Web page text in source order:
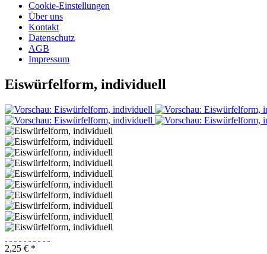
Cookie-Einstellungen
Über uns
Kontakt
Datenschutz
AGB
Impressum
Eiswürfelform, individuell
2,25 € *